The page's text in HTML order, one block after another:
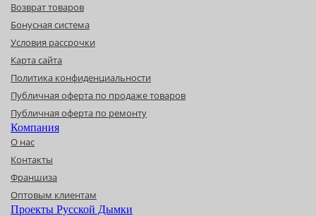
Возврат товаров
Бонусная система
Условия рассрочки
Карта сайта
Политика конфиденциальности
Публичная оферта по продаже товаров
Публичная оферта по ремонту
Компания
О нас
Контакты
Франшиза
Оптовым клиентам
Проекты Русской Дымки